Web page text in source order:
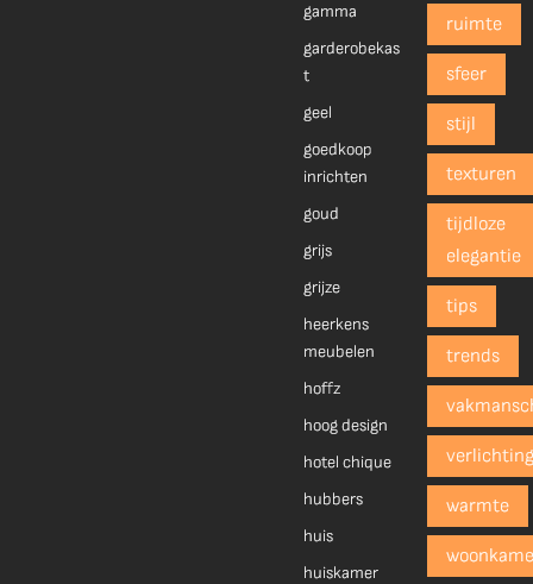
gamma
garderobekas
t
geel
goedkoop
inrichten
goud
grijs
grijze
heerkens
meubelen
hoffz
hoog design
hotel chique
hubbers
huis
huiskamer
ruimte
sfeer
stijl
texturen
tijdloze
elegantie
tips
trends
warmte